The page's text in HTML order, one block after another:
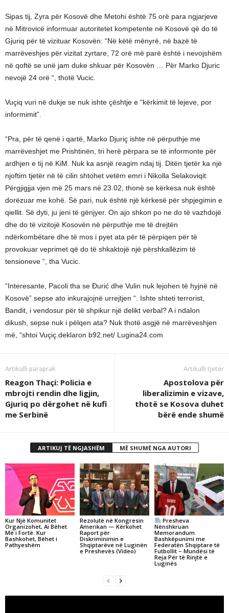
Sipas tij, Zyra për Kosovë dhe Metohi është 75 orë para ngjarjeve
në Mitrovicë informuar autoritetet kompetente në Kosovë që do të
Gjuriq për të vizituar Kosovën: “Në këtë mënyrë, në bazë të
marrëveshjes për vizitat zyrtare, 72 orë më parë është i nevojshëm
në qoftë se unë jam duke shkuar për Kosovën … Për Marko Djuric
nevojë 24 orë “, thotë Vucic.
Vuçiq vuri në dukje se nuk ishte çështje e “kërkimit të lejeve, por
informimit”.
“Pra, për të qenë i qartë, Marko Djuriç ishte në përputhje me
marrëveshjet me Prishtinën, tri herë përpara se të informonte për
ardhjen e tij në KiM. Nuk ka asnjë reagim ndaj tij. Ditën tjetër ka një
njoftim tjetër në të cilin shtohet vetëm emri i Nikolla Selakoviqit.
Përgjigjja vjen më 25 mars në 23.02, thonë se kërkesa nuk është
dorëzuar me kohë. Së pari, nuk është një kërkesë për shpjegimin e
qiellit. Së dyti, ju jeni të gënjyer. On ajo shkon po ne do të vazhdojë
dhe do të vizitojë Kosovën në përputhje me të drejtën
ndërkombëtare dhe të mos i pyet ata për të përpiqen për të
provokuar veprimet që do të shkaktojë një përshkallëzim të
tensioneve “, tha Vucic.
“Interesante, Pacoli tha se Đurić dhe Vulin nuk lejohen të hyjnë në
Kosovë” sepse ato inkurajojnë urrejtjen “. Ishte shteti terrorist,
Bandit, i vendosur për të shpikur një delikt verbal? A i ndalon
dikush, sepse nuk i pëlqen ata? Nuk thotë asgjë në marrëveshjen
më, “shtoi Vuçiç.deklaron b92.net/ Lugina24.com
Artikulli paraprak
Reagon Thaçi: Policia e
mbrojti rendin dhe ligjin,
Gjuriq po dërgohet në kufi
me Serbinë
Artikulli tjetër
Apostolova për
liberalizimin e vizave,
thotë se Kosova duhet
bërë ende shumë
ARTIKUJ TË NGJASHËM MË SHUMË NGA AUTORI
Kur Një Komunitet
Organizohet, Ai Bëhet
Më i Fortë. Kur
Bashkohet, Bëhet i
Pathyeshëm
Rezolutë në Kongresin
Amerikan — Kërkohet
Raport për
Diskriminimin e
Shqiptarëve në Luginën
e Preshevës (Video)
Presheva
Nënshkruan
Memorandum
Bashkëpunimi me
Federatën Shqiptare të
Futbollit – Mundësi të
Reja Për të Rinjtë e
Luginës